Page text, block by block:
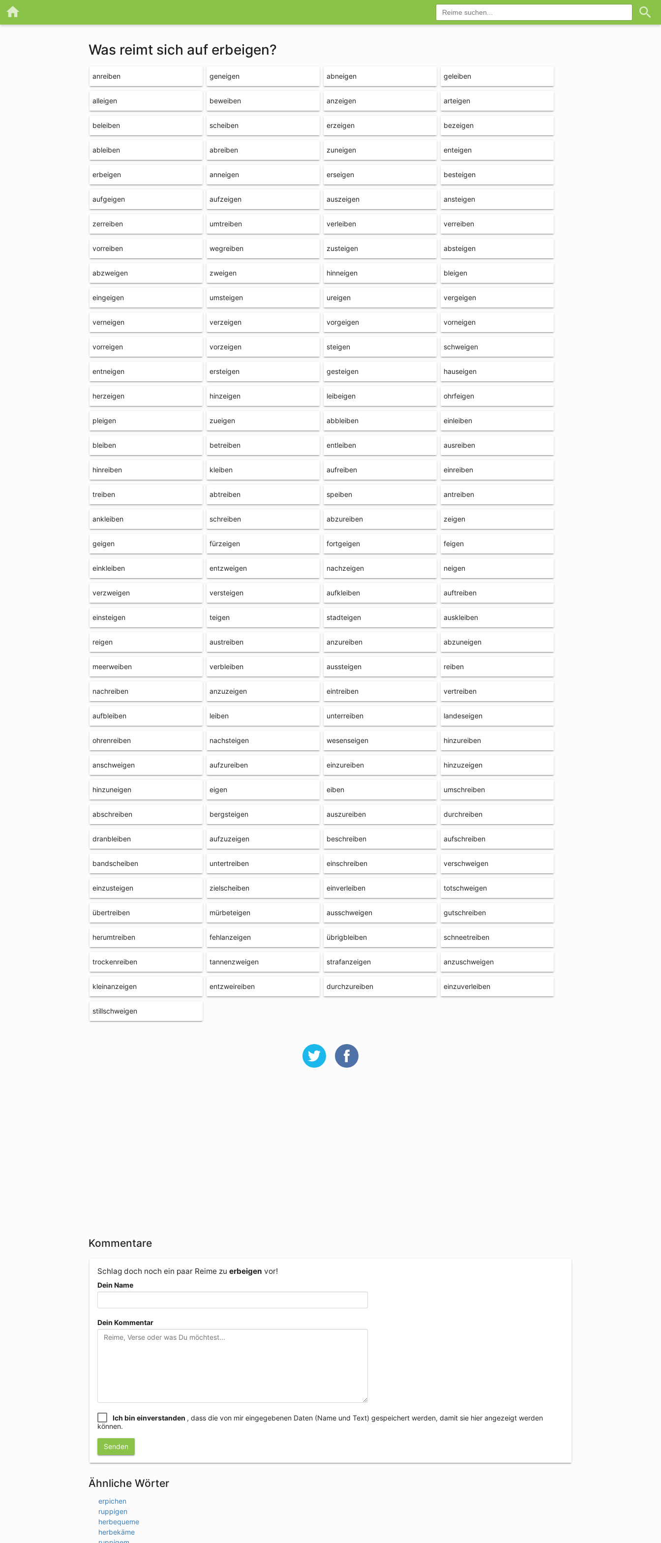
Was reimt sich auf erbeigen?
anreiben geneigen abneigen geleiben
alleigen beweiben anzeigen arteigen
beleiben scheiben erzeigen bezeigen
ableiben abreiben zuneigen enteigen
erbeigen anneigen erseigen besteigen
aufgeigen aufzeigen auszeigen ansteigen
zerreiben umtreiben verleiben verreiben
vorreiben wegreiben zusteigen absteigen
abzweigen zweigen hinneigen bleigen
eingeigen umsteigen ureigen vergeigen
verneigen verzeigen vorgeigen vorneigen
vorreigen vorzeigen steigen schweigen
entneigen ersteigen gesteigen hauseigen
herzeigen hinzeigen leibeigen ohrfeigen
pleigen zueigen abbleiben einleiben
bleiben betreiben entleiben ausreiben
hinreiben kleiben aufreiben einreiben
treiben abtreiben speiben antreiben
ankleiben schreiben abzureiben zeigen
geigen fürzeigen fortgeigen feigen
einkleiben entzweigen nachzeigen neigen
verzweigen versteigen aufkleiben auftreiben
einsteigen teigen stadteigen auskleiben
reigen austreiben anzureiben abzuneigen
meerweiben verbleiben aussteigen reiben
nachreiben anzuzeigen eintreiben vertreiben
aufbleiben leiben unterreiben landeseigen
ohrenreiben nachsteigen wesenseigen hinzureiben
anschweigen aufzureiben einzureiben hinzuzeigen
hinzuneigen eigen eiben umschreiben
abschreiben bergsteigen auszureiben durchreiben
dranbleiben aufzuzeigen beschreiben aufschreiben
bandscheiben untertreiben einschreiben verschweigen
einzusteigen zielscheiben einverleiben totschweigen
übertreiben mürbeteigen ausschweigen gutschreiben
herumtreiben fehlanzeigen übrigbleiben schneetreiben
trockenreiben tannenzweigen strafanzeigen anzuschweigen
kleinanzeigen entzweireiben durchzureiben einzuverleiben
stillschweigen
Kommentare
Schlag doch noch ein paar Reime zu erbeigen vor!
Dein Name
Dein Kommentar
Ich bin einverstanden , dass die von mir eingegebenen Daten (Name und Text) gespeichert werden, damit sie hier angezeigt werden
können.
Senden
Ähnliche Wörter
erpichen
ruppigen
herbequeme
herbekäme